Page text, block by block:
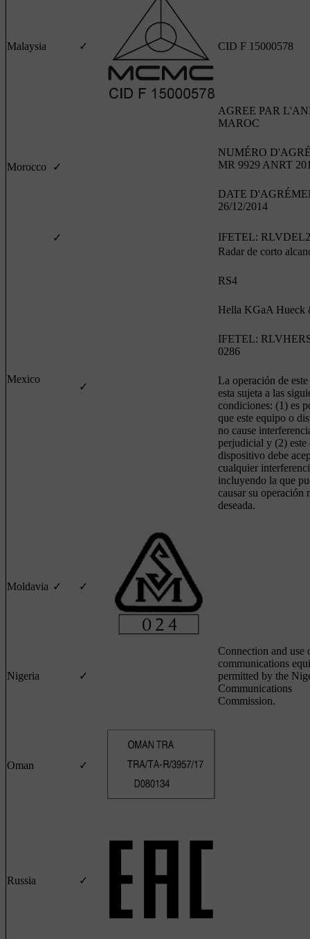
Malaysia ✓ CID F 15000578
Morocco ✓
AGREE PAR
MAROC
NUMÉRO
MR 9929 ANRT
DATE
26/12/2014
Mexico
✓ IFETEL:
✓
Radar de corto
RS4
Hella KGaA Hueck
IFETEL:
0286
La operación de
esta sujeta a las
condiciones: (1) es
que este equipo o
no cause
perjudicial y (2) este
dispositivo debe
cualquier
incluyendo la que
causar su operación
deseada.
Moldavia ✓ ✓
Nigeria ✓
Connection and use
communications
permitted by the
Communications
Commission.
Oman ✓
Russia ✓